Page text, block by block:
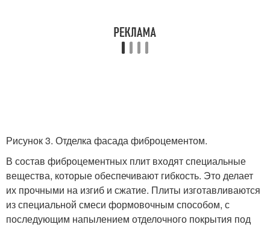
Рисунок 3. Отделка фасада фиброцементом.
В состав фиброцементных плит входят специальные
вещества, которые обеспечивают гибкость. Это делает
их прочными на изгиб и сжатие. Плиты изготавливаются
из специальной смеси формовочным способом, с
последующим напылением отделочного покрытия под